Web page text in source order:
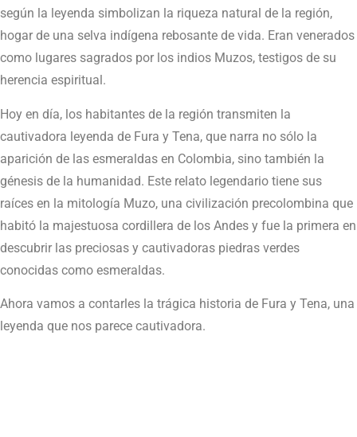
según la leyenda simbolizan la riqueza natural de la región,
hogar de una selva indígena rebosante de vida. Eran venerados
como lugares sagrados por los indios Muzos, testigos de su
herencia espiritual.
Hoy en día, los habitantes de la región transmiten la
cautivadora leyenda de Fura y Tena, que narra no sólo la
aparición de las esmeraldas en Colombia, sino también la
génesis de la humanidad. Este relato legendario tiene sus
raíces en la mitología Muzo, una civilización precolombina que
habitó la majestuosa cordillera de los Andes y fue la primera en
descubrir las preciosas y cautivadoras piedras verdes
conocidas como esmeraldas.
Ahora vamos a contarles la trágica historia de Fura y Tena, una
leyenda que nos parece cautivadora.